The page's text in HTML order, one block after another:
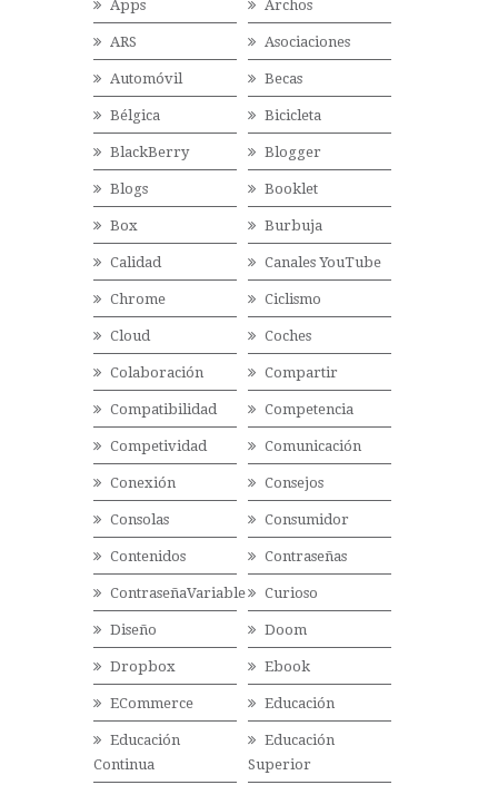
Apps Archos
ARS Asociaciones
Automóvil Becas
Bélgica Bicicleta
BlackBerry Blogger
Blogs Booklet
Box Burbuja
Calidad Canales YouTube
Chrome Ciclismo
Cloud Coches
Colaboración Compartir
Compatibilidad Competencia
Competividad Comunicación
Conexión Consejos
Consolas Consumidor
Contenidos Contraseñas
ContraseñaVariable Curioso
Diseño Doom
Dropbox Ebook
ECommerce Educación
Educación
Continua
Educación
Superior